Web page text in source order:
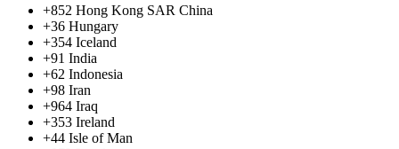
+852 Hong Kong SAR China
+36 Hungary
+354 Iceland
+91 India
+62 Indonesia
+98 Iran
+964 Iraq
+353 Ireland
+44 Isle of Man